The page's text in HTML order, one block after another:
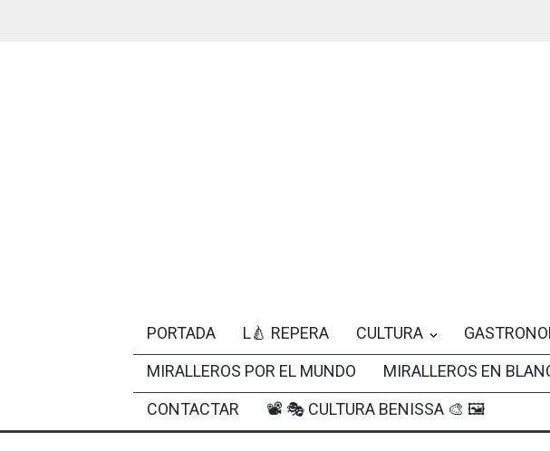
PORTADA L🍐 REPERA CULTURA
MIRALLEROS POR EL MUNDO
MIRALLEROS EN
CONTACTAR
📽 🎭 CULTURA BENISSA 🎨 🖼